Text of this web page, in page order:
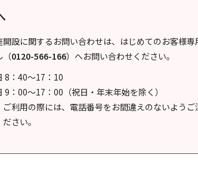
開設に関するお問い合わせは、はじめてのお客様専
（0120-566-166） へお問い合わせください。
8：40～17：10
9：00～17：00（祝日・年末年始を除く）
ご利用の際には、電話番号をお間違えのないようご
ださい。